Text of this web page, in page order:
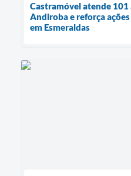
Castramóvel atende 101
Andiroba e reforça
em Esmeraldas